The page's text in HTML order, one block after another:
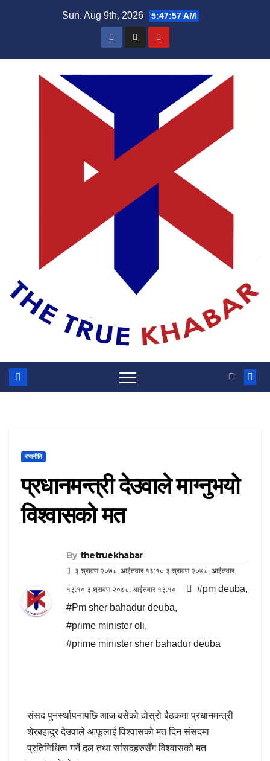
Sun. Aug 9th, 2026 5:47:57 AM
राजनीति
प्रधानमन्त्री देउवाले माग्नुभयो
विश्वासको मत
By thetruekhabar
३ श्रावण २०७८, आईतवार १३:१० ३ श्रावण २०७८, आईतवार
१३:१० ३ श्रावण २०७८, आईतवार १३:१० #pm deuba,
#Pm sher bahadur deuba,
#prime minister oli,
#prime minister sher bahadur deuba
संसद पुनर्स्थापनापछि आज बसेको दोस्रो बैठकमा प्रधानमन्त्री
शेरबहादुर देउवाले आफूलाई विश्वासको मत दिन संसदमा
प्रतिनिधित्व गर्ने दल तथा सांसदहरुसँग विश्वासको मत